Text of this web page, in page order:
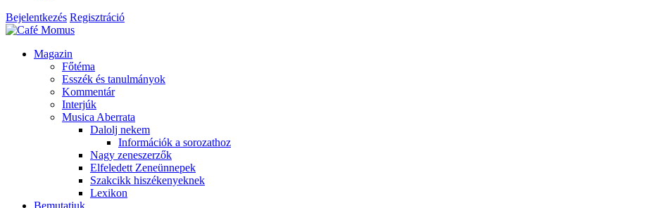
Bejelentkezés Regisztráció
Magazin
Főtéma
Esszék és tanulmányok
Kommentár
Interjúk
Musica Aberrata
Dalolj nekem
Információk a sorozathoz
Nagy zeneszerzők
Elfeledett Zeneünnepek
Szakcikk hiszékenyeknek
Lexikon
Bemutatjuk